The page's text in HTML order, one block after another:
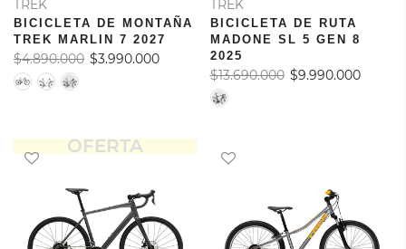
TREK
BICICLETA DE MONTAÑA
TREK MARLIN 7 2027
$4.890.000 $3.990.000
TREK
BICICLETA DE RUTA
MADONE SL 5 GEN 8
2025
$13.690.000 $9.990.000
OFERTA